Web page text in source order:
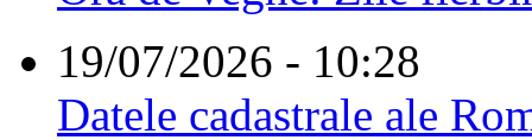
19/07/2026 - 10:28
Datele cadastrale ale